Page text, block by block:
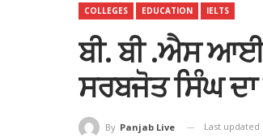
COLLEGES EDUCATION IELTS
ਬੀ. ਬੀ .ਐਸ
ਸਰਬਜੋਤ ਸਿੰਘ
By Panjab Live Last updated